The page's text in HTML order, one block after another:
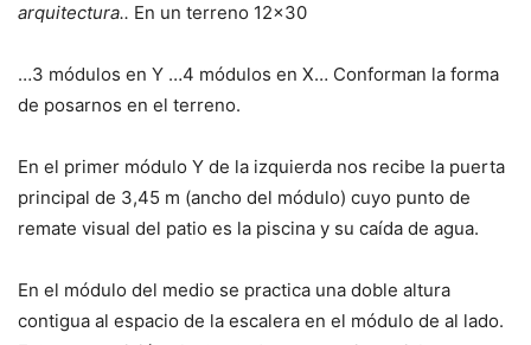
arquitectura.. En un terreno 12×30
…3 módulos en Y …4 módulos en X… Conforman la forma
de posarnos en el terreno.
En el primer módulo Y de la izquierda nos recibe la puerta
principal de 3,45 m (ancho del módulo) cuyo punto de
remate visual del patio es la piscina y su caída de agua.
En el módulo del medio se practica una doble altura
contigua al espacio de la escalera en el módulo de al lado.